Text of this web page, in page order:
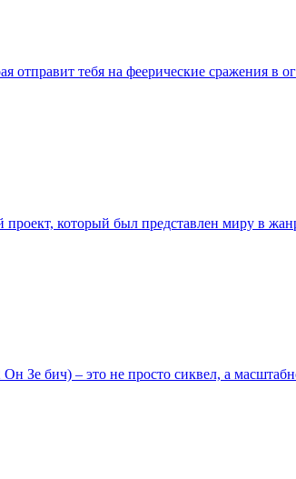
тебя на феерические сражения в
который был представлен миру в
бич) – это не просто сиквел, а